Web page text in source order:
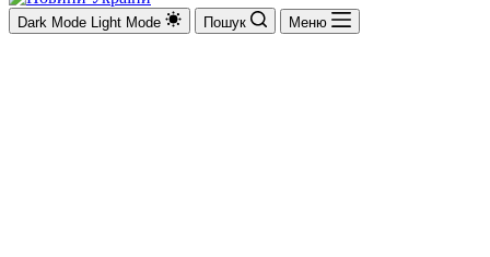
Dark Mode Light Mode Пошук Меню